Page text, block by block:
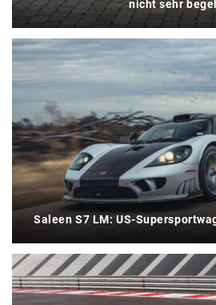
nicht sehr
Saleen S7 LM: US-